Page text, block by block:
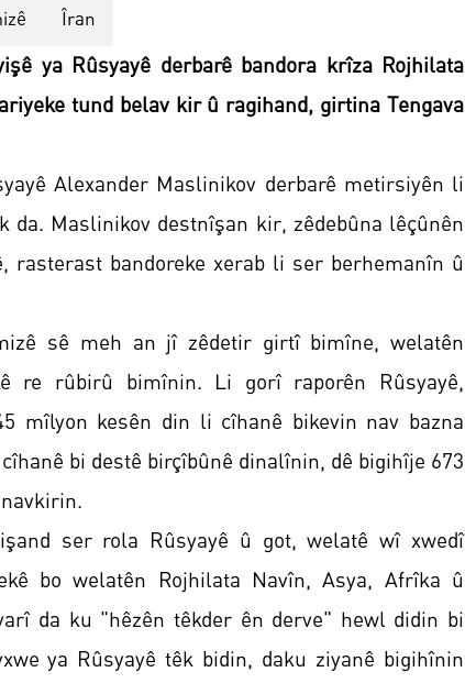
Îran
ya Rûsyayê derbarê bandora krîza Rojhilata
tund belav kir û ragihand, girtina Tengava
Alexander Maslinikov derbarê metirsiyên li
Maslinikov destnîşan kir, zêdebûna lêçûnên
rasterast bandoreke xerab li ser berhemanîn û
sê meh an jî zêdetir girtî bimîne, welatên
re rûbirû bimînin. Li gorî raporên Rûsyayê,
mîlyon kesên din li cîhanê bikevin nav bazna
bi destê birçîbûnê dinalînin, dê bigihîje 673
ser rola Rûsyayê û got, welatê wî xwedî
bo welatên Rojhilata Navîn, Asya, Afrîka û
da ku "hêzên têkder ên derve" hewl didin bi
ya Rûsyayê têk bidin, daku ziyanê bigihînin